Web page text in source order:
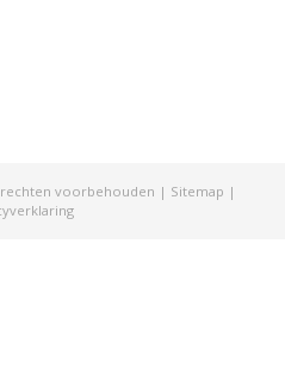
voorbehouden | Sitemap |